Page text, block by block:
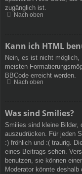
zugänglich ist.
Nach oben
Kann ich HTML
Nein, es ist nicht möglich,
meisten
BBCode erreicht werden.
Nach oben
Was sind Smilies?
Smilies sind kleine Bilder,
auszudrücken. Für jeden
:) fröhlich und :( traurig.
eines Beitrags sehen.
benutzen, sie können
Moderator könnte